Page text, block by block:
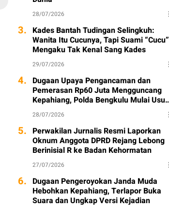
28/07/2026
3. Kades Bantah Tudingan Selingkuh:
Wanita Itu Cucunya, Tapi Suami “Cucu”
Mengaku Tak Kenal Sang Kades
29/07/2026
4. Dugaan Upaya Pengancaman dan
Pemerasan Rp60 Juta Mengguncang
Kepahiang, Polda Bengkulu Mulai Usut
Kasus
28/07/2026
5. Perwakilan Jurnalis Resmi Laporkan
Oknum Anggota DPRD Rejang Lebong
Berinisial R ke Badan Kehormatan
27/07/2026
6. Dugaan Pengeroyokan Janda Muda
Hebohkan Kepahiang, Terlapor Buka
Suara dan Ungkap Versi Kejadian